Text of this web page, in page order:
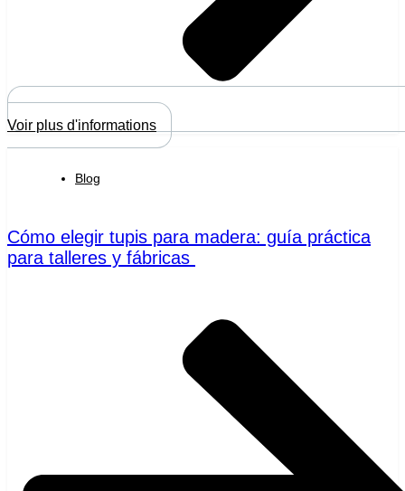
Voir plus d'informations
Blog
Cómo elegir tupis para madera: guía práctica
para talleres y fábricas